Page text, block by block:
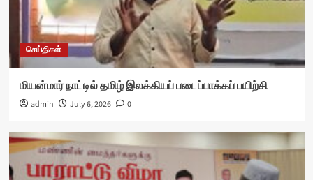
செய்திகள்
மியன்மார் நாட்டில் தமிழ் இலக்கியப் படைப்பாக்கப் பயிற்சி
admin July 6, 2026 0